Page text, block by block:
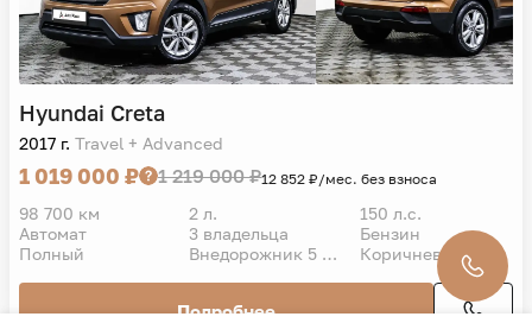
Hyundai Creta
2017 г. Travel + Advanced
1 019 000 ₽ 1 219 000 ₽12 852 ₽/мес. без взноса
98 700 км 2 л.
150 л.с.
Автомат
3 владельца
Бензин
Полный
Внедорожник 5 дв. Коричневый
Подробнее